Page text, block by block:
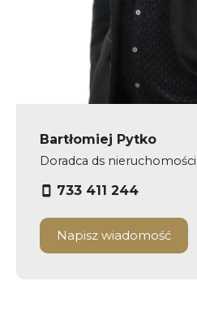
Bartłomiej Pytko
Doradca ds nieruchomości
733 411 244
Napisz wiadomość